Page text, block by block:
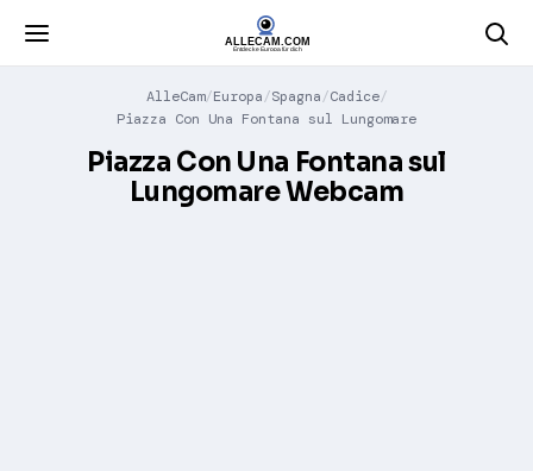
AlleCam Europa Spagna Cadice
Piazza Con Una Fontana sul Lungomare
Piazza Con Una Fontana sul
Lungomare Webcam